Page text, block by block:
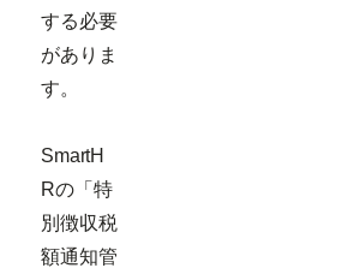
する必要
がありま
す。
SmartH
Rの「特
別徴収税
額通知管